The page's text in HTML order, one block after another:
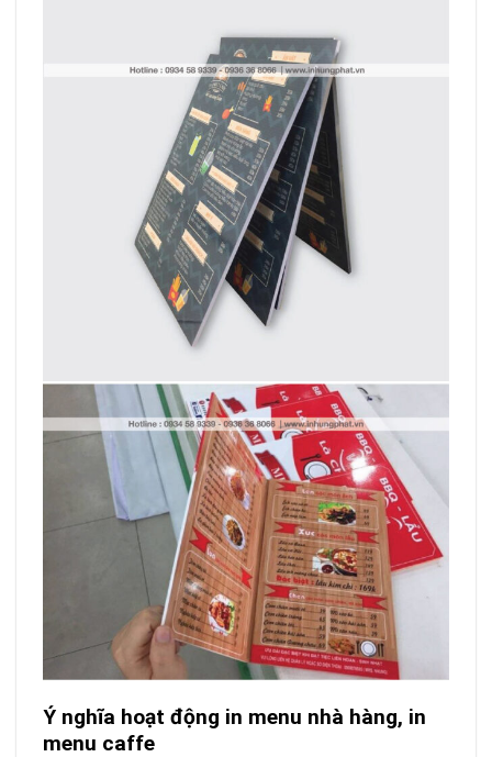
Ý nghĩa hoạt động in menu nhà hàng, in
menu caffe